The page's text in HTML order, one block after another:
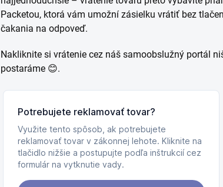
Packetou, ktorá vám umožní zásielku vrátiť bez
čakania na odpoveď.
Nakliknite si vrátenie cez náš samoobslužný portál
postaráme 😊.